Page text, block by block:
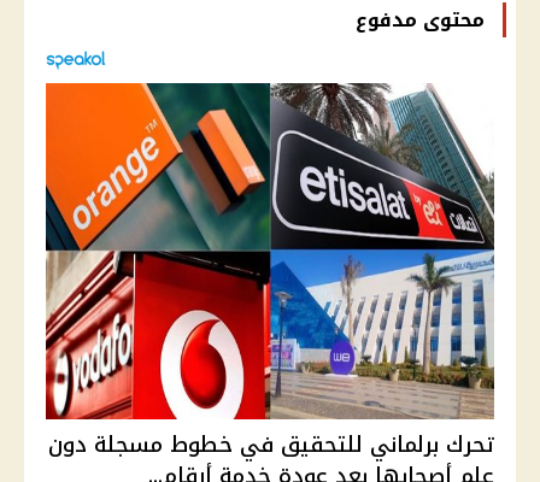
محتوى مدفوع
تحرك برلماني للتحقيق في خطوط مسجلة دون